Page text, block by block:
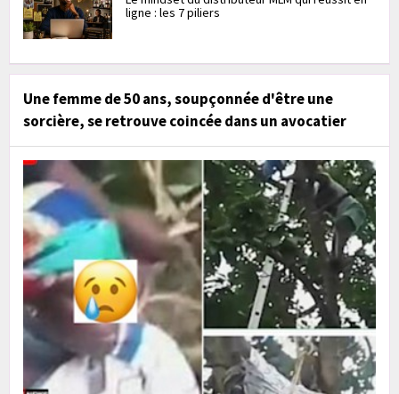
ligne : les 7 piliers
Une femme de 50 ans, soupçonnée d'être une
sorcière, se retrouve coincée dans un avocatier